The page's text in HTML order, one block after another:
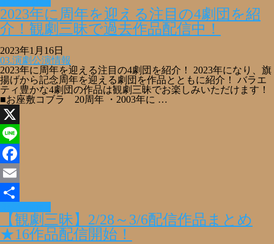
共
有
2023年に周年を迎える注目の4劇団を紹
介！観劇三昧で過去作品配信中！
2023年1月16日
03.演劇公演情報
2023年に周年を迎える注目の4劇団を紹介！ 2023年になり、旗
揚げから記念周年を迎える劇団を作品とともに紹介！ バラエ
ティ豊かな4劇団の作品は観劇三昧でお楽しみいただけます！
■お座敷コブラ 20周年 ・2003年に …
X
Line
Facebook
Email
共
有
【観劇三昧】2/28～3/6配信作品まとめ
★16作品配信開始！